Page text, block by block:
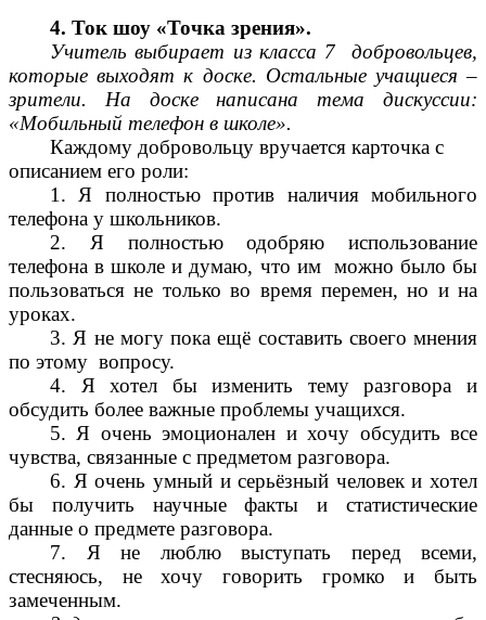
4. Ток шоу «Точка зрения».
Учитель выбирает из класса 7 добровольцев,
которые выходят к доске. Остальные учащиеся –
зрители. На доске написана тема дискуссии:
«Мобильный телефон в школе».
Каждому добровольцу вручается карточка с
описанием его роли:
1. Я полностью против наличия мобильного
телефона у школьников.
2. Я полностью одобряю использование
телефона в школе и думаю, что им можно было бы
пользоваться не только во время перемен, но и на
уроках.
3. Я не могу пока ещё составить своего мнения
по этому вопросу.
4. Я хотел бы изменить тему разговора и
обсудить более важные проблемы учащихся.
5. Я очень эмоционален и хочу обсудить все
чувства, связанные с предметом разговора.
6. Я очень умный и серьёзный человек и хотел
бы получить научные факты и статистические
данные о предмете разговора.
7. Я не люблю выступать перед всеми,
стесняюсь, не хочу говорить громко и быть
замеченным.